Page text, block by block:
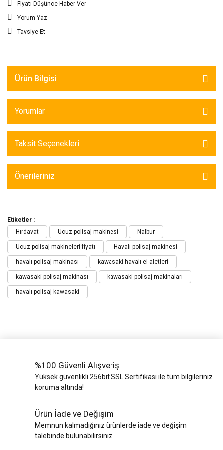
Fiyatı Düşünce Haber Ver
Yorum Yaz
Tavsiye Et
Ürün Bilgisi
Yorumlar
Taksit Seçenekleri
Önerileriniz
Etiketler :
Hırdavat
Ucuz polisaj makinesi Nalbur
Ucuz polisaj makineleri fiyatı Havalı polisaj makinesi
havalı polisaj makinası kawasaki havalı el aletleri
kawasaki polisaj makinası kawasaki polisaj makinaları
havalı polisaj kawasaki
%100 Güvenli Alışveriş
Yüksek güvenlikli 256bit SSL Sertifikası ile tüm bilgileriniz
koruma altında!
Ürün İade ve Değişim
Memnun kalmadığınız ürünlerde iade ve değişim
talebinde bulunabilirsiniz.